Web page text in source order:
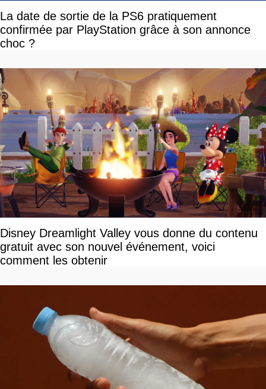
La date de sortie de la PS6 pratiquement
confirmée par PlayStation grâce à son annonce
choc ?
Disney Dreamlight Valley vous donne du contenu
gratuit avec son nouvel événement, voici
comment les obtenir